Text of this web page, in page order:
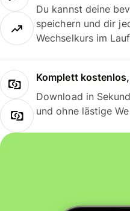
Du kannst deine
speichern und dir
Wechselkurs im
Komplett
Download in
und ohne lästige